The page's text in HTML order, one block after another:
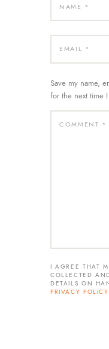
Save my name,
for the next time
I AGREE THAT
COLLECTED
DETAILS ON
PRIVACY POLICY